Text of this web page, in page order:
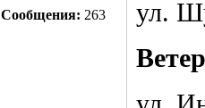
Сообщения: 263
ул.